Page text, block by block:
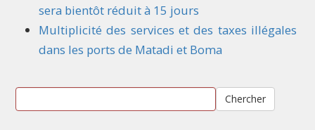
sera bientôt réduit à 15 jours
Multiplicité des services et des taxes illégales
dans les ports de Matadi et Boma
Chercher